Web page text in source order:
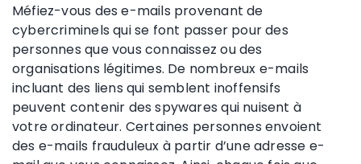
Méfiez-vous des e-mails provenant de
cybercriminels qui se font passer pour des
personnes que vous connaissez ou des
organisations légitimes. De nombreux e-mails
incluant des liens qui semblent inoffensifs
peuvent contenir des spywares qui nuisent à
votre ordinateur. Certaines personnes envoient
des e-mails frauduleux à partir d’une adresse e-